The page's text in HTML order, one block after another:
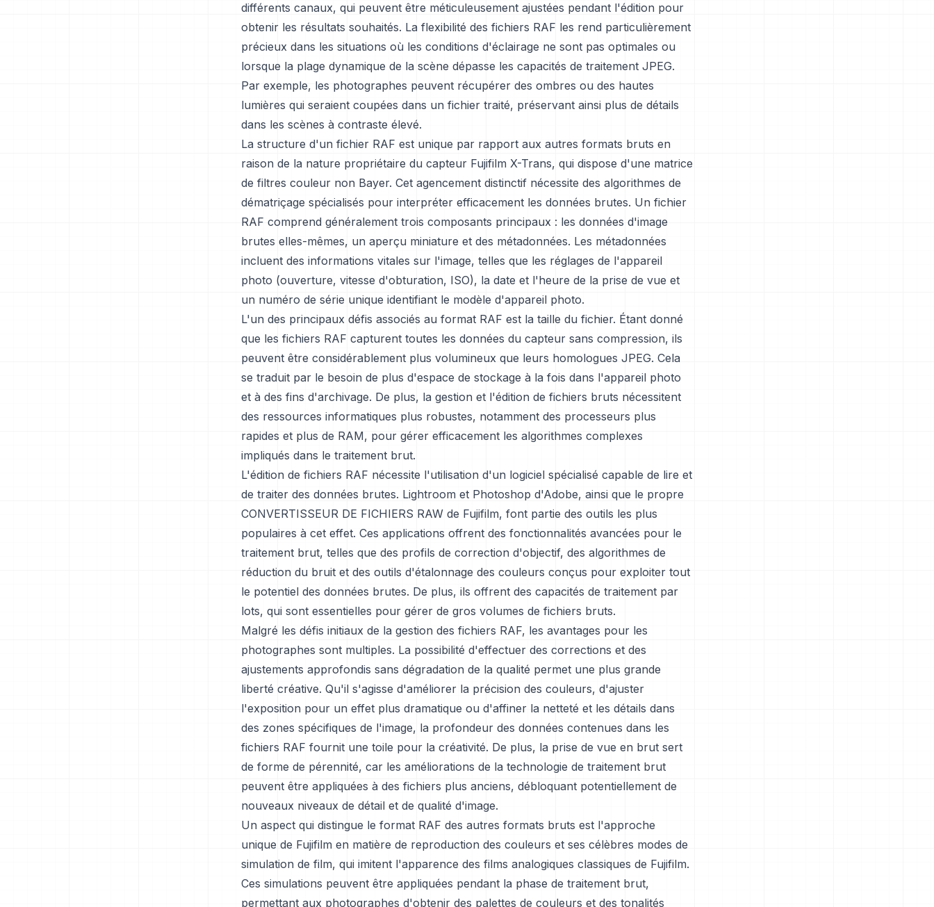
différents canaux, qui peuvent être méticuleusement ajustées pendant l'édition pour
obtenir les résultats souhaités. La flexibilité des fichiers RAF les rend particulièrement
précieux dans les situations où les conditions d'éclairage ne sont pas optimales ou
lorsque la plage dynamique de la scène dépasse les capacités de traitement JPEG.
Par exemple, les photographes peuvent récupérer des ombres ou des hautes
lumières qui seraient coupées dans un fichier traité, préservant ainsi plus de détails
dans les scènes à contraste élevé.
La structure d'un fichier RAF est unique par rapport aux autres formats bruts en
raison de la nature propriétaire du capteur Fujifilm X-Trans, qui dispose d'une matrice
de filtres couleur non Bayer. Cet agencement distinctif nécessite des algorithmes de
dématriçage spécialisés pour interpréter efficacement les données brutes. Un fichier
RAF comprend généralement trois composants principaux : les données d'image
brutes elles-mêmes, un aperçu miniature et des métadonnées. Les métadonnées
incluent des informations vitales sur l'image, telles que les réglages de l'appareil
photo (ouverture, vitesse d'obturation, ISO), la date et l'heure de la prise de vue et
un numéro de série unique identifiant le modèle d'appareil photo.
L'un des principaux défis associés au format RAF est la taille du fichier. Étant donné
que les fichiers RAF capturent toutes les données du capteur sans compression, ils
peuvent être considérablement plus volumineux que leurs homologues JPEG. Cela
se traduit par le besoin de plus d'espace de stockage à la fois dans l'appareil photo
et à des fins d'archivage. De plus, la gestion et l'édition de fichiers bruts nécessitent
des ressources informatiques plus robustes, notamment des processeurs plus
rapides et plus de RAM, pour gérer efficacement les algorithmes complexes
impliqués dans le traitement brut.
L'édition de fichiers RAF nécessite l'utilisation d'un logiciel spécialisé capable de lire et
de traiter des données brutes. Lightroom et Photoshop d'Adobe, ainsi que le propre
CONVERTISSEUR DE FICHIERS RAW de Fujifilm, font partie des outils les plus
populaires à cet effet. Ces applications offrent des fonctionnalités avancées pour le
traitement brut, telles que des profils de correction d'objectif, des algorithmes de
réduction du bruit et des outils d'étalonnage des couleurs conçus pour exploiter tout
le potentiel des données brutes. De plus, ils offrent des capacités de traitement par
lots, qui sont essentielles pour gérer de gros volumes de fichiers bruts.
Malgré les défis initiaux de la gestion des fichiers RAF, les avantages pour les
photographes sont multiples. La possibilité d'effectuer des corrections et des
ajustements approfondis sans dégradation de la qualité permet une plus grande
liberté créative. Qu'il s'agisse d'améliorer la précision des couleurs, d'ajuster
l'exposition pour un effet plus dramatique ou d'affiner la netteté et les détails dans
des zones spécifiques de l'image, la profondeur des données contenues dans les
fichiers RAF fournit une toile pour la créativité. De plus, la prise de vue en brut sert
de forme de pérennité, car les améliorations de la technologie de traitement brut
peuvent être appliquées à des fichiers plus anciens, débloquant potentiellement de
nouveaux niveaux de détail et de qualité d'image.
Un aspect qui distingue le format RAF des autres formats bruts est l'approche
unique de Fujifilm en matière de reproduction des couleurs et ses célèbres modes de
simulation de film, qui imitent l'apparence des films analogiques classiques de Fujifilm.
Ces simulations peuvent être appliquées pendant la phase de traitement brut,
permettant aux photographes d'obtenir des palettes de couleurs et des tonalités